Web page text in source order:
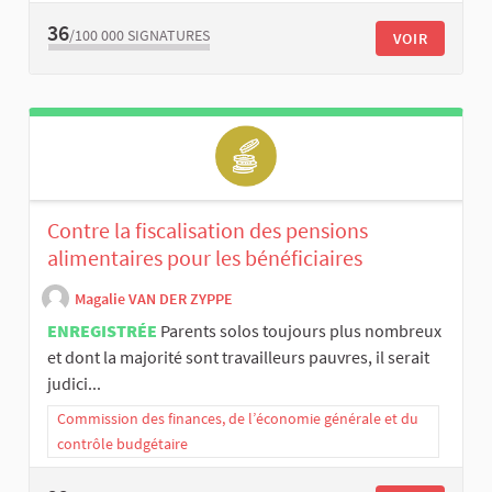
36/100 000 SIGNATURES VOIR
Contre la fiscalisation des pensions
alimentaires pour les bénéficiaires
Magalie VAN DER ZYPPE
ENREGISTRÉE Parents solos toujours plus nombreux
et dont la majorité sont travailleurs pauvres, il serait
judici...
Commission des finances, de l’économie générale et du
contrôle budgétaire